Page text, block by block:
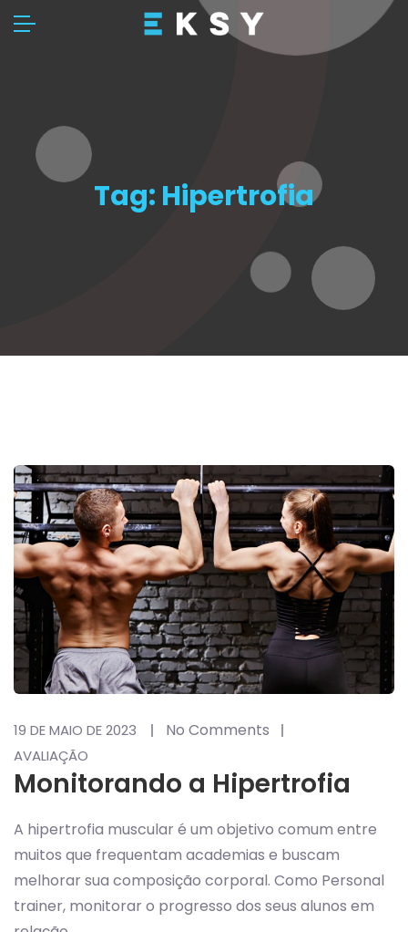
Tag: Hipertrofia
19 DE MAIO DE 2023 No Comments
AVALIAÇÃO
Monitorando a Hipertrofia
A hipertrofia muscular é um objetivo comum entre
muitos que frequentam academias e buscam
melhorar sua composição corporal. Como Personal
trainer, monitorar o progresso dos seus alunos em